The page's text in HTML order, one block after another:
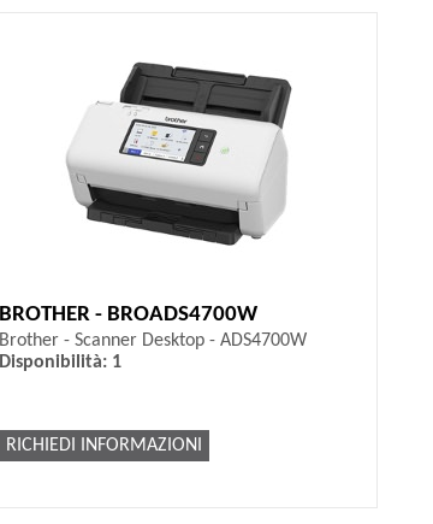
BROTHER - BROADS4700W
Brother - Scanner Desktop - ADS4700W
Disponibilità: 1
RICHIEDI INFORMAZIONI